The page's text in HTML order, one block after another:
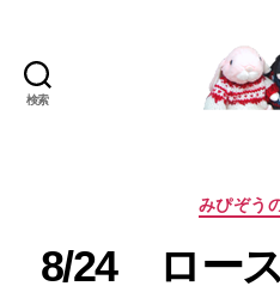
検索
う
ゴ
みぴぞう
8/24 ロー